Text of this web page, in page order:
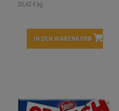
20,42 € kg
IN DEN WARENKORB